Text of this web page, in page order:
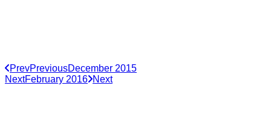
PrevPreviousDecember 2015
NextFebruary 2016 Next